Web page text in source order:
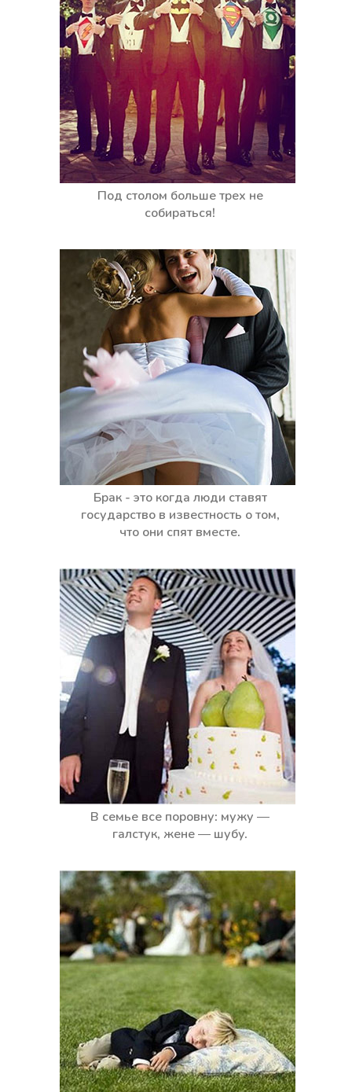
Под столом больше трех не
собираться!
Брак - это когда люди ставят
государство в известность о том,
что они спят вместе.
В семье все поровну: мужу —
галстук, жене — шубу.